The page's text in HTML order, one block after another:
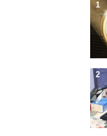
1
2